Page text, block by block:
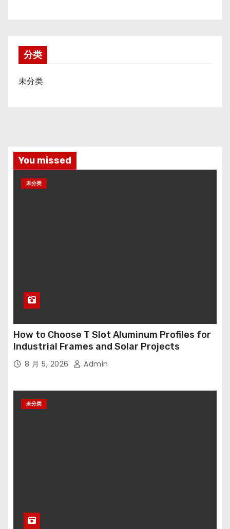
分类
未分类
You missed
未分类
How to Choose T Slot Aluminum Profiles for
Industrial Frames and Solar Projects
8 月 5, 2026 Admin
未分类